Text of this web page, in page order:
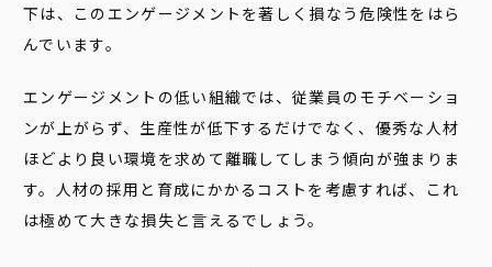
下は、このエンゲージメントを著しく損なう危険性をはら
んでいます。
エンゲージメントの低い組織では、従業員のモチベーショ
ンが上がらず、生産性が低下するだけでなく、優秀な人材
ほどより良い環境を求めて離職してしまう傾向が強まりま
す。人材の採用と育成にかかるコストを考慮すれば、これ
は極めて大きな損失と言えるでしょう。